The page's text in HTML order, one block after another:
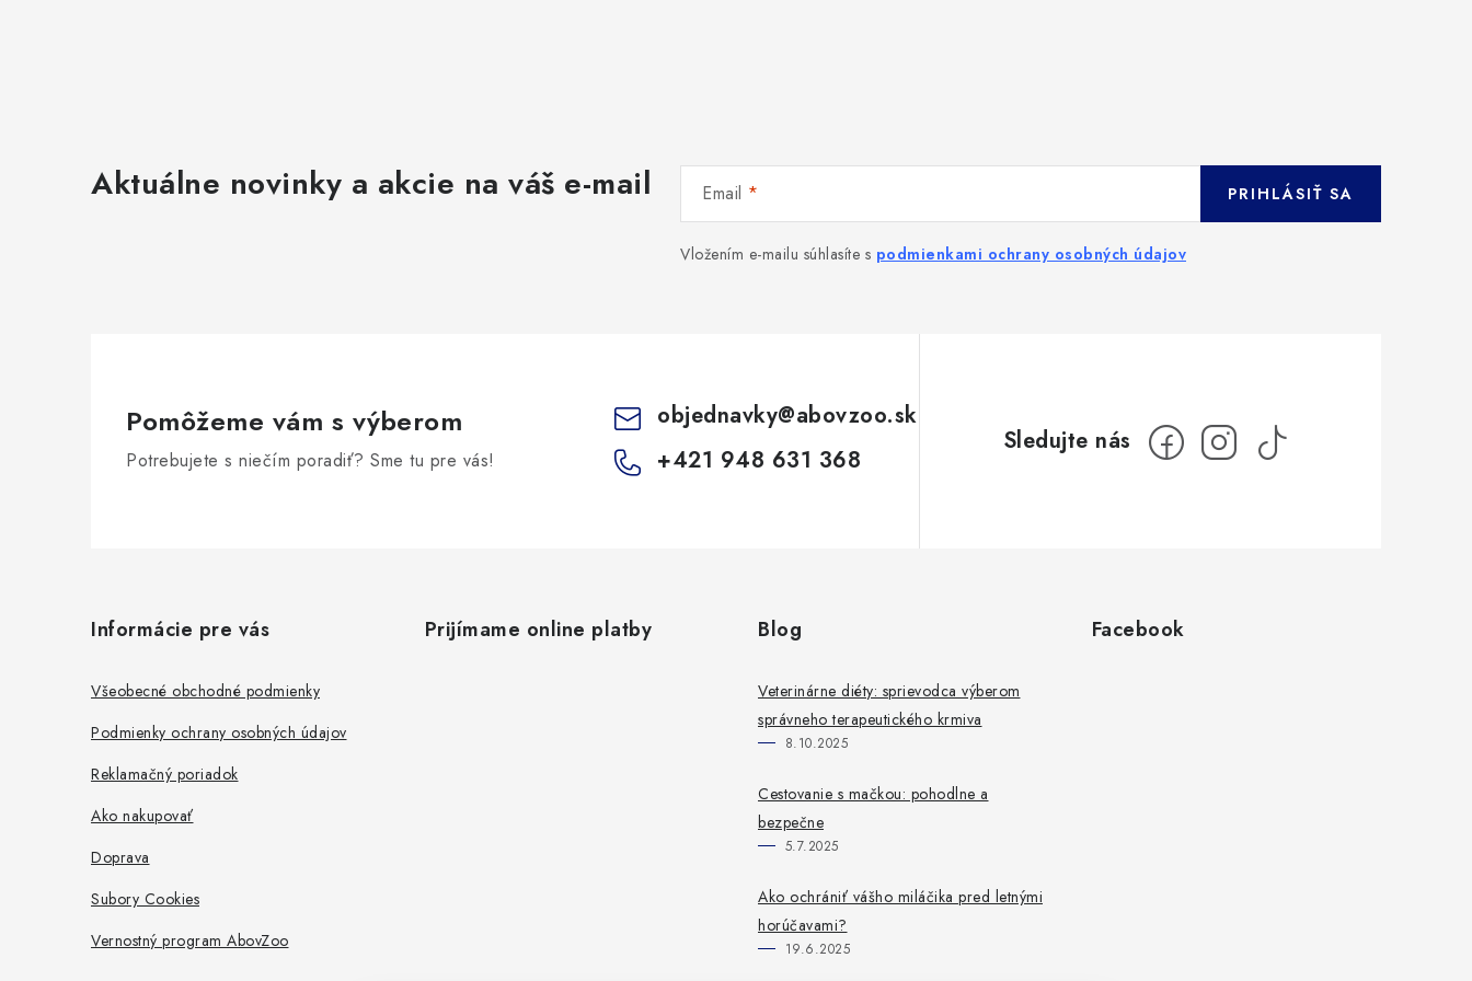
Aktuálne novinky a akcie na váš e-mail Email
Vložením e-mailu súhlasíte s podmienkami ochrany osobných údajov
PRIHLÁSIŤ SA
Pomôžeme vám s výberom
Potrebujete s niečím poradiť? Sme tu pre vás!
objednavky@abovzoo.sk
+421 948 631 368
Informácie pre vás
Všeobecné obchodné podmienky
Podmienky ochrany osobných údajov
Reklamačný poriadok
Ako nakupovať
Doprava
Subory Cookies
Vernostný program AbovZoo
Prijímame online platby Blog
Veterinárne diéty: sprievodca výberom
správneho terapeutického krmiva
8.10.2025
Cestovanie s mačkou: pohodlne a
bezpečne
5.7.2025
Ako ochrániť vášho miláčika pred letnými
horúčavami?
19.6.2025
Facebook